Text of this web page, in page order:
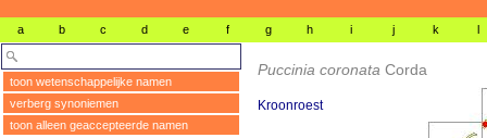
a b c d e f g h i j k l
toon wetenschappelijke namen
verberg synoniemen
toon alleen geaccepteerde namen
Puccinia coronata Corda
Kroonroest